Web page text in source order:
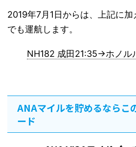
2019年7月1日からは、上記に
でも運航します。
NH182 成田21:35→ホノル
ANAマイルを貯めるならこ
ード